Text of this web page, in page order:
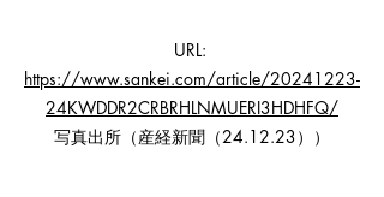
URL:
https://www.sankei.com/article/20241223-
24KWDDR2CRBRHLNMUERI3HDHFQ/
写真出所（産経新聞（24.12.23））